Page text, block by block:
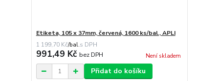
Etiketa, 105 x 37mm, červená, 1600 ks/bal., APLI
1 199,70 Kč/bal.
991,49 Kč bez DPH Není skladem
Přidat do košíku